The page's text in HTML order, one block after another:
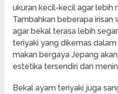
ukuran kecil-kecil agar lebih
Tambahkan beberapa irisan
agar bekal terasa lebih
teriyaki yang dikemas
makan bergaya Jepang
estetika tersendiri dan
Bekal ayam teriyaki juga